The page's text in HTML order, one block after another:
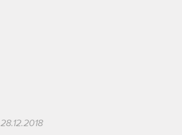
28.12.2018